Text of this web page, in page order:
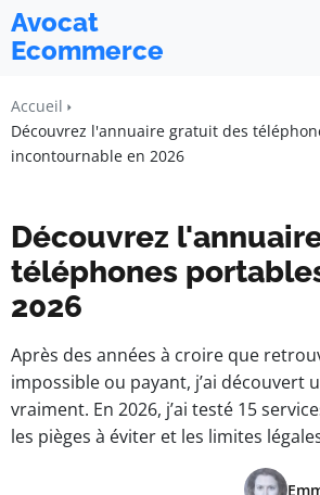
Avocat
Ecommerce
Accueil
Découvrez l'annuaire gratuit des
incontournable en 2026
Découvrez
téléphones
2026
Après des années à croire que
impossible ou payant, j’ai
vraiment. En 2026, j’ai testé 15
les pièges à éviter et les limites